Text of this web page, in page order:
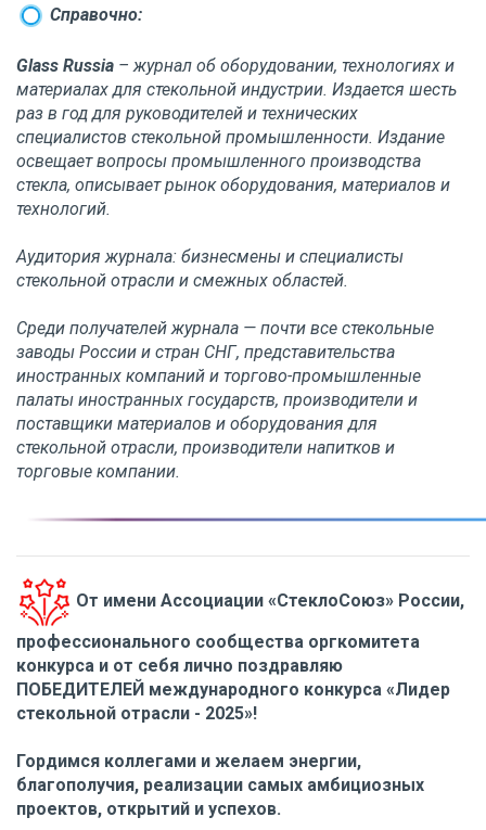
Справочно:
Glass Russia – журнал об оборудовании, технологиях и
материалах для стекольной индустрии. Издается шесть
раз в год для руководителей и технических
специалистов стекольной промышленности. Издание
освещает вопросы промышленного производства
стекла, описывает рынок оборудования, материалов и
технологий.
Аудитория журнала: бизнесмены и специалисты
стекольной отрасли и смежных областей.
Среди получателей журнала — почти все стекольные
заводы России и стран СНГ, представительства
иностранных компаний и торгово-промышленные
палаты иностранных государств, производители и
поставщики материалов и оборудования для
стекольной отрасли, производители напитков и
торговые компании.
От имени Ассоциации «СтеклоСоюз» России,
профессионального сообщества оргкомитета
конкурса и от себя лично поздравляю
ПОБЕДИТЕЛЕЙ международного конкурса «Лидер
стекольной отрасли - 2025»!
Гордимся коллегами и желаем энергии,
благополучия, реализации самых амбициозных
проектов, открытий и успехов.